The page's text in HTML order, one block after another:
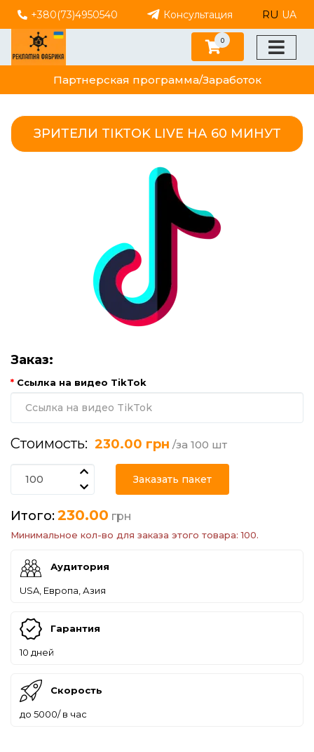
+380(73)4950540 Консультация RU UA
Партнерская программа/Заработок
0
ЗРИТЕЛИ TIKTOK LIVE НА 60 МИНУТ
Заказ:
Ссылка на видео TikTok
Стоимость: 230.00 грн /за 100 шт
Заказать пакет
Итого:230.00 грн
Минимальное кол-во для заказа этого товара: 100.
Аудитория
USA, Европа, Азия
Гарантия
10 дней
Скорость
до 5000/ в час